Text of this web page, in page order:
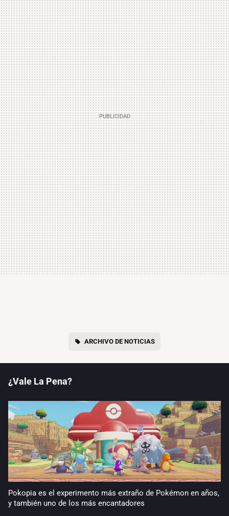
ARCHIVO DE NOTICIAS
¿Vale La Pena?
Pokopia es el experimento más extraño de Pokémon en años,
y también uno de los más encantadores